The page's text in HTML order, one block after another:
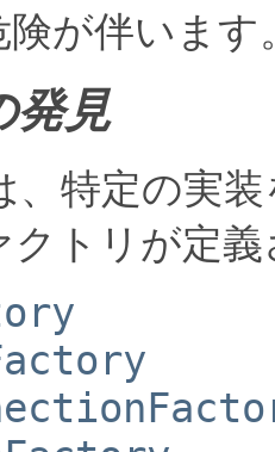
が伴います
発見
、特定の実
クトリが定